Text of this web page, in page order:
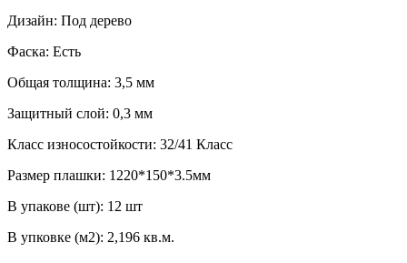
Дизайн: Под дерево
Фаска: Есть
Общая толщина: 3,5 мм
Защитный слой: 0,3 мм
Класс износостойкости: 32/41 Класс
Размер плашки: 1220*150*3.5мм
В упакове (шт): 12 шт
В упковке (м2): 2,196 кв.м.